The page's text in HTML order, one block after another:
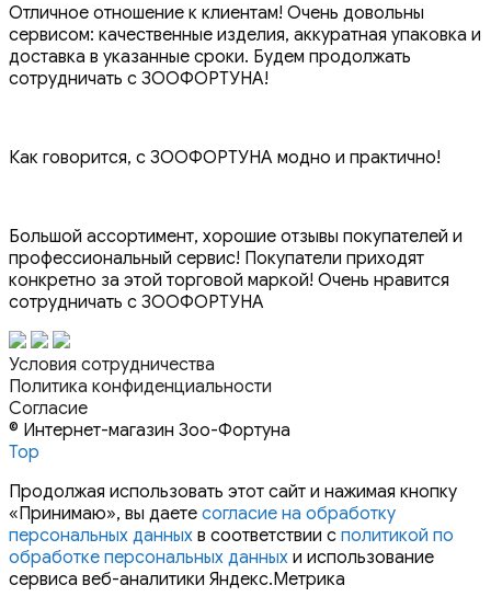
Отличное отношение к клиентам! Очень довольны
сервисом: качественные изделия, аккуратная упаковка и
доставка в указанные сроки. Будем продолжать
сотрудничать с ЗООФОРТУНА!
Как говорится, с ЗООФОРТУНА модно и практично!
Большой ассортимент, хорошие отзывы покупателей и
профессиональный сервис! Покупатели приходят
конкретно за этой торговой маркой! Очень нравится
сотрудничать с ЗООФОРТУНА
Условия сотрудничества
Политика конфиденциальности
Согласие
© Интернет-магазин Зоо-Фортуна
Top
Продолжая использовать этот сайт и нажимая кнопку
«Принимаю», вы даете согласие на обработку
персональных данных в соответствии с политикой по
обработке персональных данных и использование
сервиса веб-аналитики Яндекс.Метрика